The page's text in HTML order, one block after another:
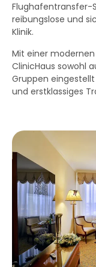
Flughafentransfer-
reibungslose und
Klinik.
Mit einer
ClinicHaus sowohl
Gruppen
und erstklassiges